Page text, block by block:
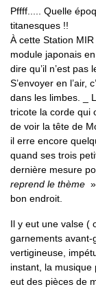
Pffff..... Quelle
titanesques !!
À cette Station
module japonais
dire qu’il n’est pas
S’envoyer en l’air,
dans les limbes. _
tricote la corde qui
de voir la tête de
il erre encore
quand ses trois
dernière mesure
reprend le thème
bon endroit.
Il y eut une valse (
garnements avant-
vertigineuse,
instant, la musique
eut des pièces de